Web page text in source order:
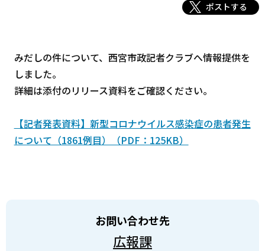
ポストする
みだしの件について、西宮市政記者クラブへ情報提供を
しました。
詳細は添付のリリース資料をご確認ください。
【記者発表資料】新型コロナウイルス感染症の患者発生
について（1861例目）（PDF：125KB）
お問い合わせ先
広報課